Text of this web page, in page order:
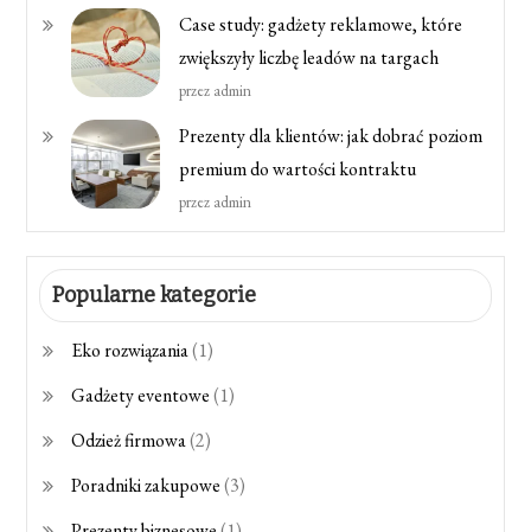
Case study: gadżety reklamowe, które
zwiększyły liczbę leadów na targach
przez admin
Prezenty dla klientów: jak dobrać poziom
premium do wartości kontraktu
przez admin
Popularne kategorie
Eko rozwiązania(1)
Gadżety eventowe(1)
Odzież firmowa(2)
Poradniki zakupowe(3)